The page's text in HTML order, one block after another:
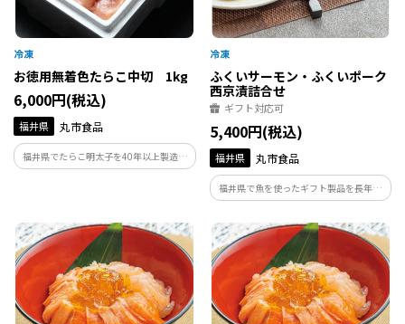
お徳用無着色たらこ中切 1kg
6,000円(税込)
福井県 丸市食品
福井県でたらこ明太子を40年以上製造し
ている丸市食品が作るたらこです。製造の
です。味はギフト品と変わらずお得な価格
で。
ふくいサーモン・ふくいポーク
西京漬詰合せ
ギフト対応可
5,400円(税込)
福井県 丸市食品
福井県で魚を使ったギフト製品を長年開
発、販売している美飾遊膳が手がけるふ
くいサーモン・ふくいポーク西京漬詰め
合わせです。焼くだけで食べられる福井が
誇るブランドサーモン・豚の西京漬けで
す。